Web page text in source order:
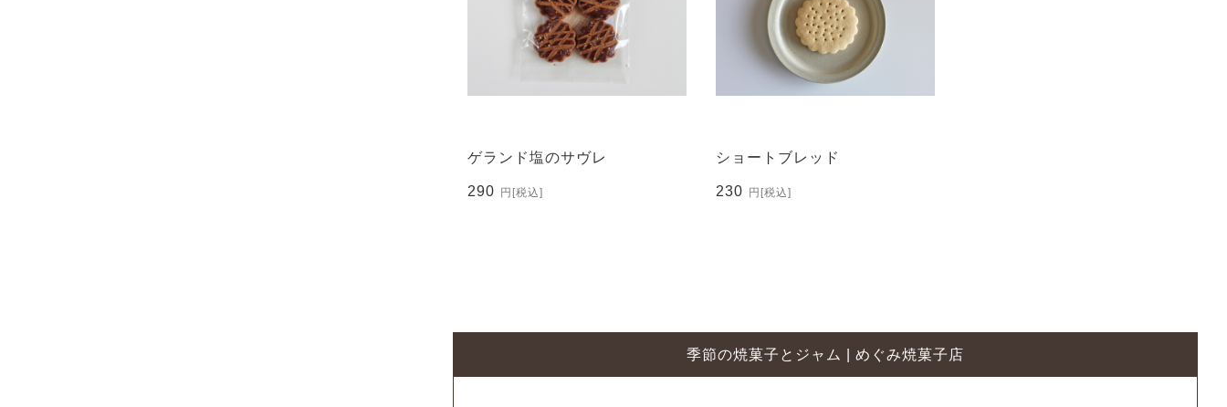
ゲランド塩のサヴレ
290 円 [税込]
ショートブレッド
230 円 [税込]
季節の焼菓子とジャム | めぐみ焼菓子店